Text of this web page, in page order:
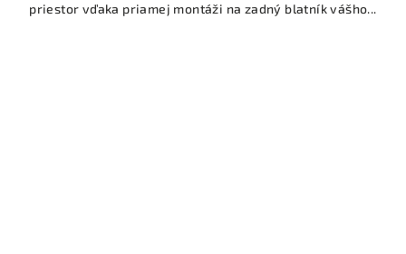
priestor vďaka priamej montáži na zadný blatník vášho...